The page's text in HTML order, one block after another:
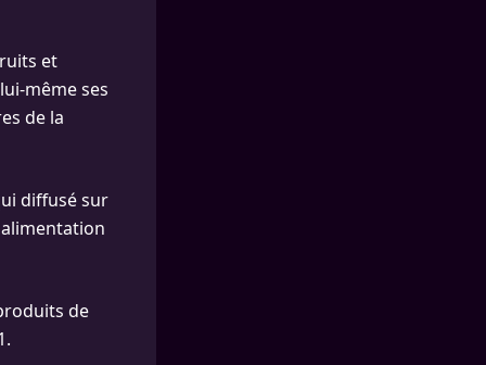
et
même ses
de la
diffusé sur
de